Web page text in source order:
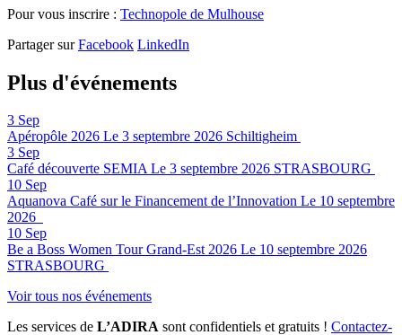
Pour vous inscrire : Technopole de Mulhouse
Partager sur Facebook LinkedIn
Plus d'événements
3 Sep
Apéropôle 2026 Le 3 septembre 2026 Schiltigheim
3 Sep
Café découverte SEMIALe 3 septembre 2026 STRASBOURG
10 Sep
Aquanova Café sur le Financement de l’Innovation Le 10 septembre
2026
10 Sep
Be a Boss Women Tour Grand-Est 2026 Le 10 septembre 2026
STRASBOURG
Voir tous nos événements
Les services de L’ADIRA sont confidentiels et gratuits ! Contactez-